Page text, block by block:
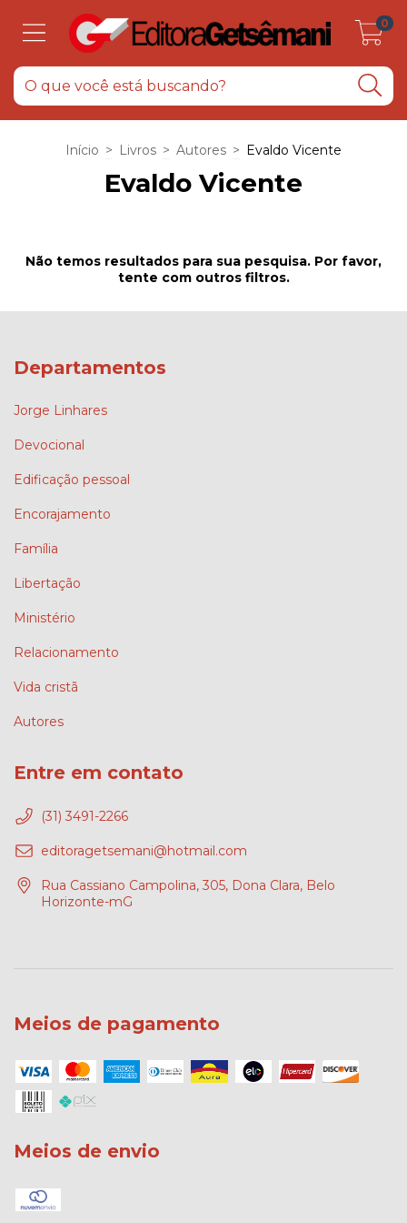
0
Início > Livros > Autores > Evaldo Vicente
Evaldo Vicente
Não temos resultados para sua pesquisa. Por favor,
tente com outros filtros.
Departamentos
Jorge Linhares
Devocional
Edificação pessoal
Encorajamento
Família
Libertação
Ministério
Relacionamento
Vida cristã
Autores
Entre em contato
(31) 3491-2266
editoragetsemani@hotmail.com
Rua Cassiano Campolina, 305, Dona Clara, Belo
Horizonte-mG
Meios de pagamento
Meios de envio